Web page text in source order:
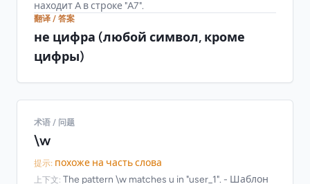
находит A в строке "A7".
翻译 / 答案
не цифра (любой символ, кроме
цифры)
术语 / 问题
\w
提示: похоже на часть слова
上下文: The pattern \w matches u in "user_1". - Шаблон